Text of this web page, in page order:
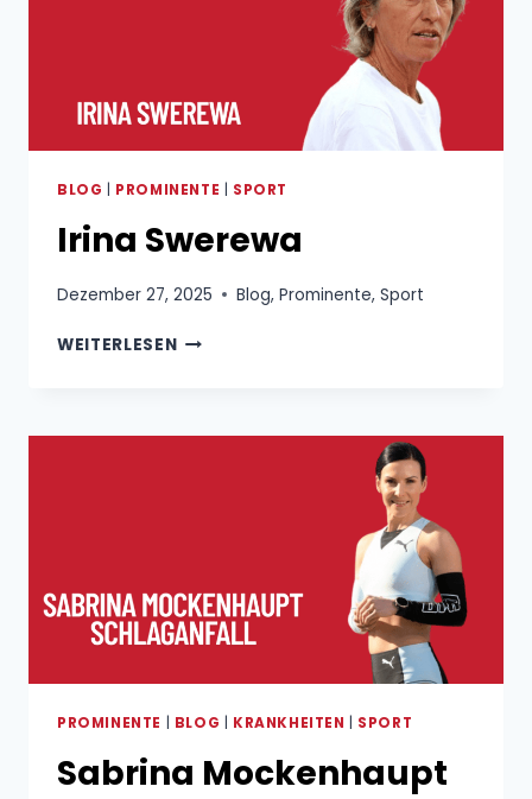
BLOG PROMINENTE SPORT
Irina Swerewa
Dezember 27, 2025 Blog, Prominente, Sport
WEITERLESENIRINA
PROMINENTE BLOG KRANKHEITEN SPORT
Sabrina Mockenhaupt